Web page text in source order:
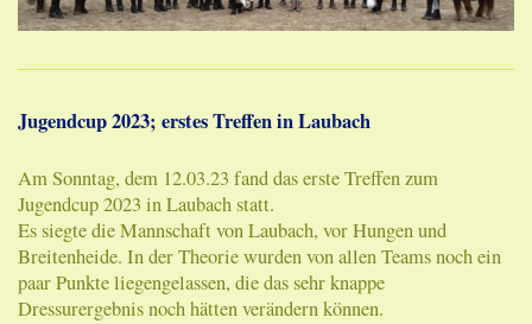
Jugendcup 2023; erstes Treffen in Laubach
Am Sonntag, dem 12.03.23 fand das erste Treffen zum
Jugendcup 2023 in Laubach statt.
Es siegte die Mannschaft von Laubach, vor Hungen und
Breitenheide. In der Theorie wurden von allen Teams noch ein
paar Punkte liegengelassen, die das sehr knappe
Dressurergebnis noch hätten verändern können.